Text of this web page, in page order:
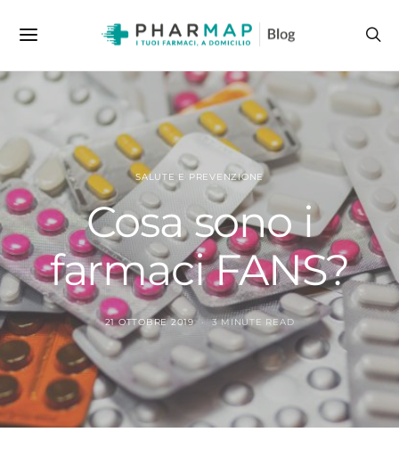
SALUTE E PREVENZIONE
Cosa sono i
farmaci FANS?
21 OTTOBRE 2019 3 MINUTE READ